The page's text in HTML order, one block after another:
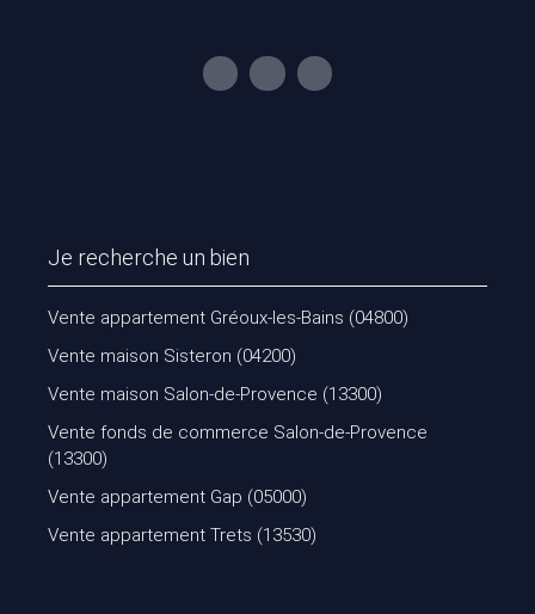
Je recherche un bien
Vente appartement Gréoux-les-Bains (04800)
Vente maison Sisteron (04200)
Vente maison Salon-de-Provence (13300)
Vente fonds de commerce Salon-de-Provence
(13300)
Vente appartement Gap (05000)
Vente appartement Trets (13530)